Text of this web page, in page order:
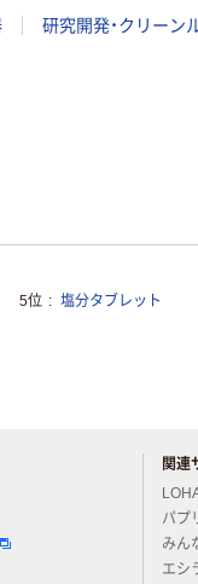
研究開発・クリーン
5位 塩分タブレット
関連
パプ
みん
エシ